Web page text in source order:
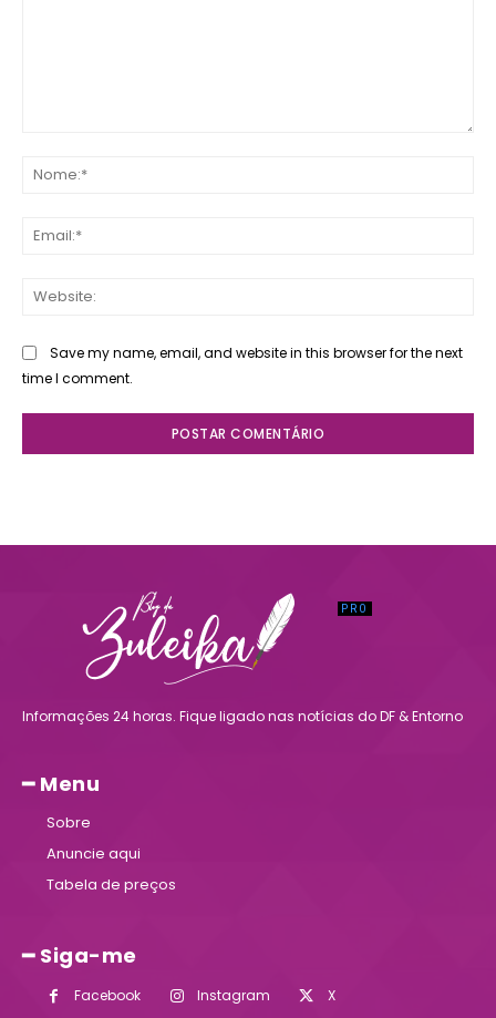
Save my name, email, and website in this browser for the next
time I comment.
Informações 24 horas. Fique ligado nas notícias do DF & Entorno
━ Menu
Sobre
Anuncie aqui
Tabela de preços
━ Siga-me
Facebook Instagram X